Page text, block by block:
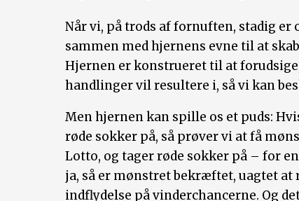
Når vi, på trods af fornuften, stadig
sammen med hjernens evne til at
Hjernen er konstrueret til at
handlinger vil resultere i, så vi kan
Men hjernen kan spille os et puds:
røde sokker på, så prøver vi at få
Lotto, og tager røde sokker på – for
ja, så er mønstret bekræftet, uagtet
indflydelse på vinderchancerne. Og